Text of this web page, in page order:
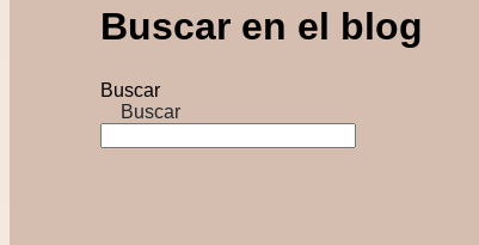
Buscar en el blog
Buscar
Buscar